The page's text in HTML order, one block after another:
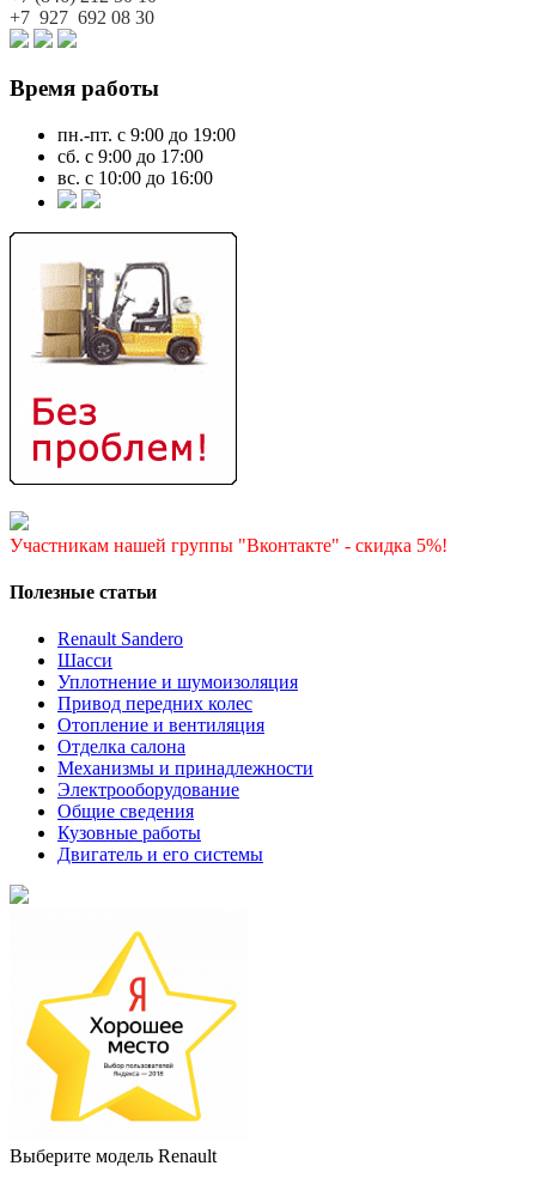
+7 927 692 08 30
Время работы
пн.-пт. с 9:00 до 19:00
сб. с 9:00 до 17:00
вс. с 10:00 до 16:00
Участникам нашей группы "Вконтакте" - скидка 5%!
Полезные статьи
Renault Sandero
Шасси
Уплотнение и шумоизоляция
Привод передних колес
Отопление и вентиляция
Отделка салона
Механизмы и принадлежности
Электрооборудование
Общие сведения
Кузовные работы
Двигатель и его системы
Выберите модель Renault